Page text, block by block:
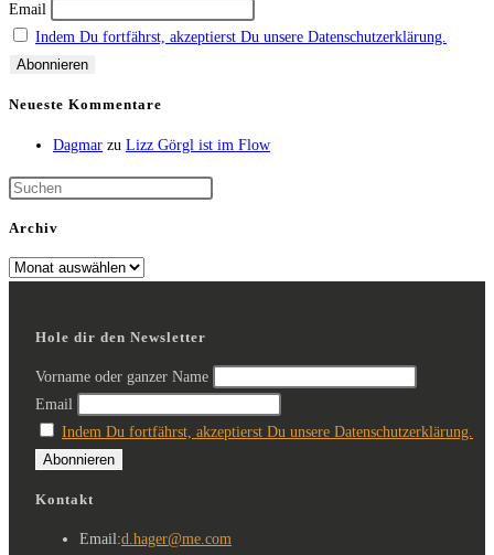
Email
Indem Du fortfährst, akzeptierst Du unsere Datenschutzerklärung.
Neueste Kommentare
Dagmar zu Lizz Görgl ist im Flow
Archiv
Hole dir den Newsletter
Vorname oder ganzer Name
Email
Indem Du fortfährst, akzeptierst Du unsere Datenschutzerklärung.
Kontakt
Email:d.hager@me.com